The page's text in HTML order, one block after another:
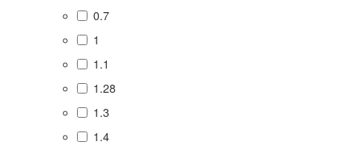
0.7
1
1.1
1.28
1.3
1.4